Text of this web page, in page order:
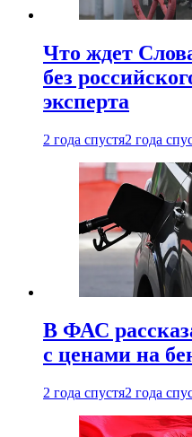
Что ждет
без
эксперта
2 года спустя2 года
В ФАС
с ценами на
2 года спустя2 года